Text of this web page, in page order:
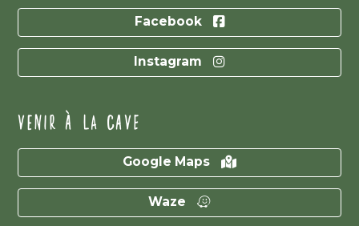
Facebook
Instagram
VENIR À LA CAVE
Google Maps
Waze